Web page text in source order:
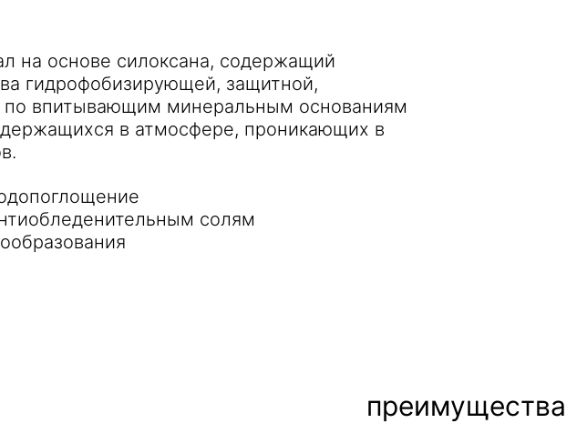
на основе силоксана, содержащий
гидрофобизирующей, защитной,
по впитывающим минеральным основаниям
в атмосфере, проникающих в
солям
преимущества